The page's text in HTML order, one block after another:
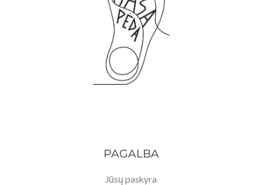
PAGALBA
Jūsų paskyra